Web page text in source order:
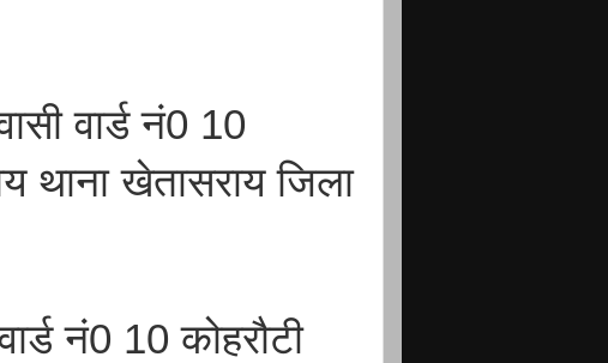
वार्ड नं0 10
थाना खेतासराय जिला
नं0 10 कोहरौटी